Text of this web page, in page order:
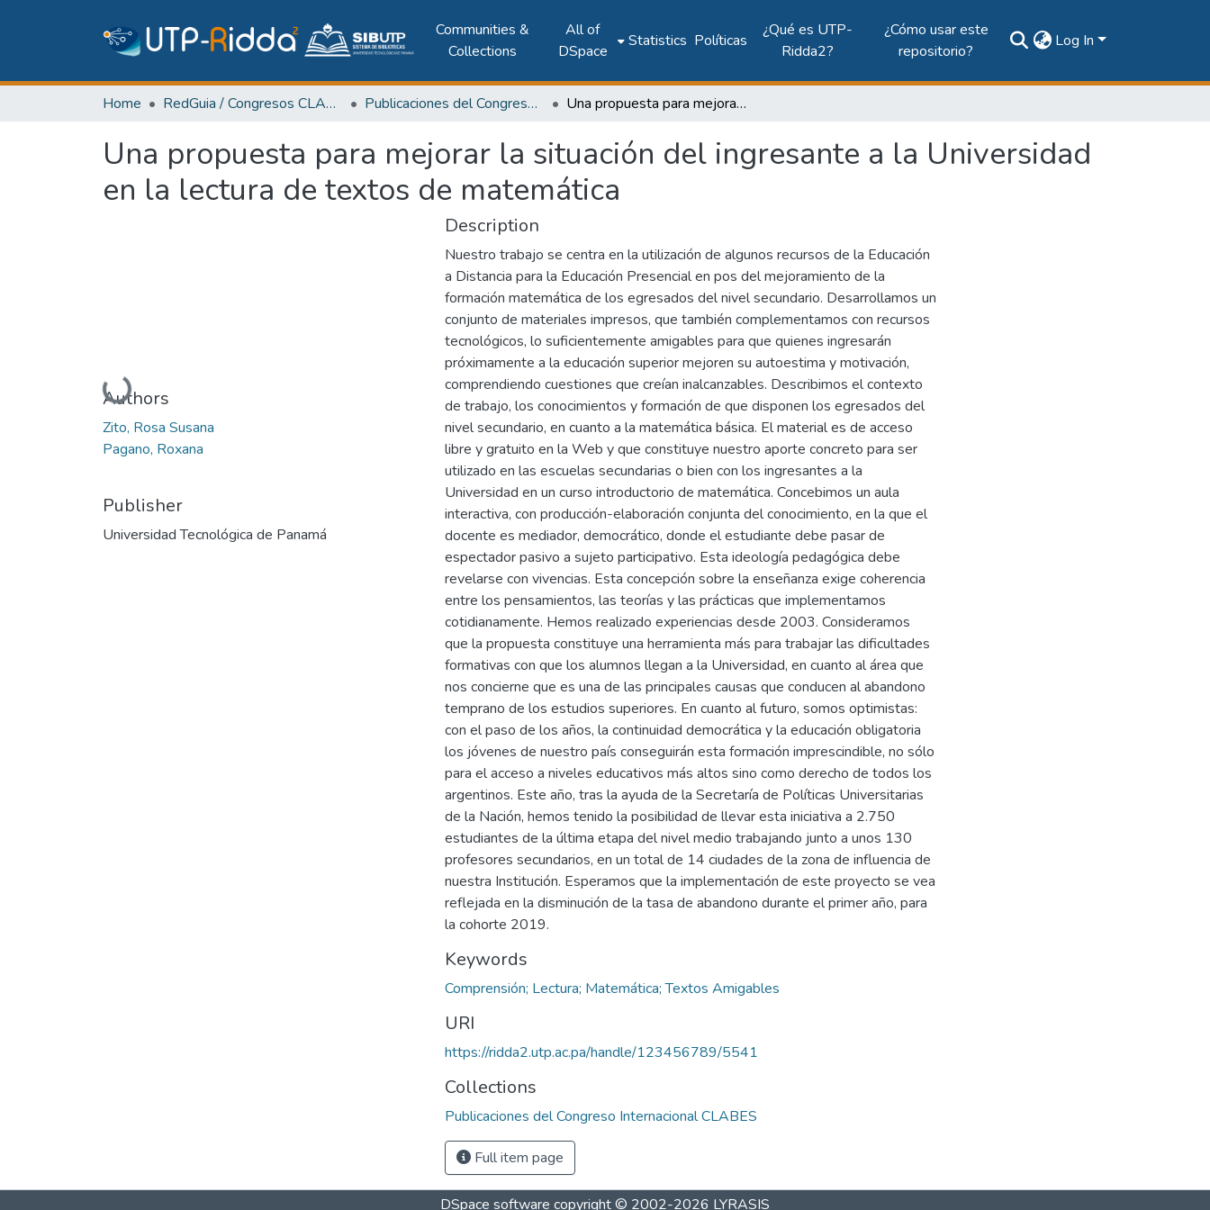
Communities &
Collections
All of
DSpace
Statistics Políticas
¿Qué es UTP-
Ridda2?
¿Cómo usar este
repositorio?
Log In
Home RedGuia / Congresos CLABES Publicaciones del Congreso Internacional CLABES Una propuesta para mejorar la situación del ingresante a la Universidad en la lectura de textos de matemática
Una propuesta para mejorar la situación del ingresante a la Universidad
en la lectura de textos de matemática
Loading...
Authors
Zito, Rosa Susana
Pagano, Roxana
Publisher
Universidad Tecnológica de Panamá
Description
Nuestro trabajo se centra en la utilización de algunos recursos de la Educación
a Distancia para la Educación Presencial en pos del mejoramiento de la
formación matemática de los egresados del nivel secundario. Desarrollamos un
conjunto de materiales impresos, que también complementamos con recursos
tecnológicos, lo suficientemente amigables para que quienes ingresarán
próximamente a la educación superior mejoren su autoestima y motivación,
comprendiendo cuestiones que creían inalcanzables. Describimos el contexto
de trabajo, los conocimientos y formación de que disponen los egresados del
nivel secundario, en cuanto a la matemática básica. El material es de acceso
libre y gratuito en la Web y que constituye nuestro aporte concreto para ser
utilizado en las escuelas secundarias o bien con los ingresantes a la
Universidad en un curso introductorio de matemática. Concebimos un aula
interactiva, con producción-elaboración conjunta del conocimiento, en la que el
docente es mediador, democrático, donde el estudiante debe pasar de
espectador pasivo a sujeto participativo. Esta ideología pedagógica debe
revelarse con vivencias. Esta concepción sobre la enseñanza exige coherencia
entre los pensamientos, las teorías y las prácticas que implementamos
cotidianamente. Hemos realizado experiencias desde 2003. Consideramos
que la propuesta constituye una herramienta más para trabajar las dificultades
formativas con que los alumnos llegan a la Universidad, en cuanto al área que
nos concierne que es una de las principales causas que conducen al abandono
temprano de los estudios superiores. En cuanto al futuro, somos optimistas:
con el paso de los años, la continuidad democrática y la educación obligatoria
los jóvenes de nuestro país conseguirán esta formación imprescindible, no sólo
para el acceso a niveles educativos más altos sino como derecho de todos los
argentinos. Este año, tras la ayuda de la Secretaría de Políticas Universitarias
de la Nación, hemos tenido la posibilidad de llevar esta iniciativa a 2.750
estudiantes de la última etapa del nivel medio trabajando junto a unos 130
profesores secundarios, en un total de 14 ciudades de la zona de influencia de
nuestra Institución. Esperamos que la implementación de este proyecto se vea
reflejada en la disminución de la tasa de abandono durante el primer año, para
la cohorte 2019.
Keywords
Comprensión; Lectura; Matemática; Textos Amigables
URI
https://ridda2.utp.ac.pa/handle/123456789/5541
Collections
Publicaciones del Congreso Internacional CLABES
Full item page
DSpace software copyright © 2002-2026 LYRASIS